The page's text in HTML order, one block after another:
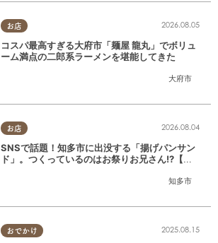
お店
大府市
2026.08.05
コスパ最高すぎる大府市「麺屋 龍丸」でボリュ
ーム満点の二郎系ラーメンを堪能してきた
お店
知多市
2026.08.04
SNSで話題！知多市に出没する「揚げパンサン
ド」。つくっているのはお祭りお兄さん!?【ち
おでかけ 2025.08.15